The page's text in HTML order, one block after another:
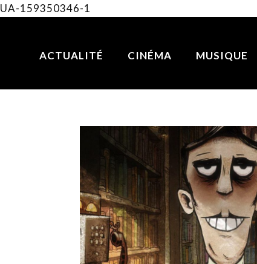
UA-159350346-1
ACTUALITÉ CINÉMA MUSIQUE